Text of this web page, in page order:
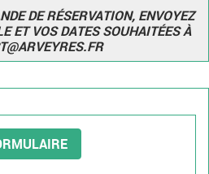
DE RÉSERVATION, ENVOYEZ
ETVOS DATES SOUHAITÉES À